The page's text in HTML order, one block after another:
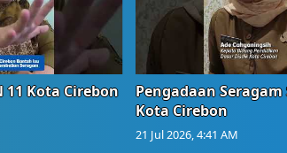
11 Kota Cirebon
Pengadaan
Kota Cirebon
21 Jul 2026, 4:41 AM